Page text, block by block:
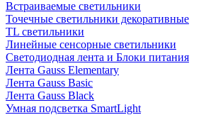
Встраиваемые светильники
Точечные светильники декоративные
TL светильники
Линейные сенсорные светильники
Светодиодная лента и Блоки питания
Лента Gauss Elementary
Лента Gauss Basic
Лента Gauss Black
Умная подсветка SmartLight